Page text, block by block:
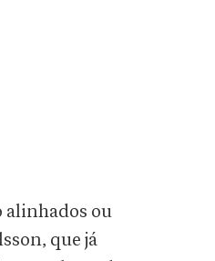
alinhados ou
que já